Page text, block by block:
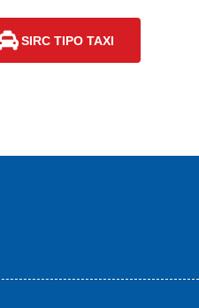
SIRC TIPO TAXI